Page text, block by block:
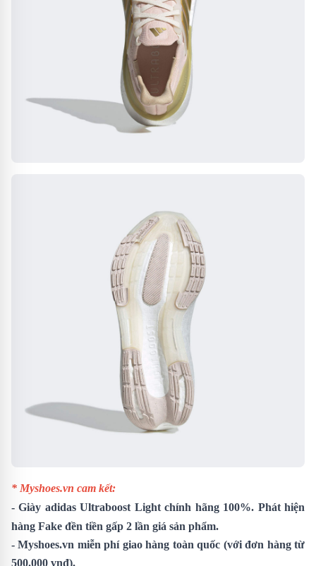
* Myshoes.vn cam kết:
-Giày adidas Ultraboost Lightchính hãng 100%. Phát hiện
hàng Fake đền tiền gấp 2 lần giá sản phẩm.
- Myshoes.vn miễn phí giao hàng toàn quốc (với đơn hàng từ
500.000 vnđ).